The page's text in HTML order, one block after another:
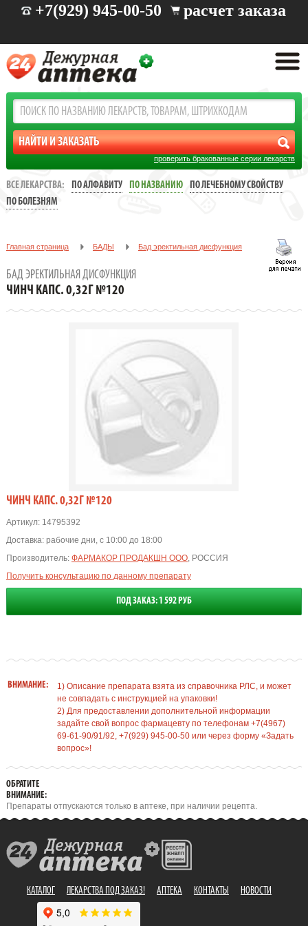
+7(929) 945-00-50 расчет заказа
проверить бракованные серии лекарств
ВСЕ ЛЕКАРСТВА: ПО АЛФАВИТУ ПО НАЗВАНИЮ
ПО ЛЕЧЕБНОМУ СВОЙСТВУ
ПО БОЛЕЗНЯМ
Главная страница БАДЫ Бад эректильная дисфункция
БАД ЭРЕКТИЛЬНАЯ ДИСФУНКЦИЯ
ЧИНЧ КАПС. 0,32Г №120
ЧИНЧ КАПС. 0,32Г №120
Артикул:14795392
Доставка: рабочие дни, с 10:00 до 18:00
Производитель: ФАРМАКОР ПРОДАКШН ООО, РОССИЯ
Получить консультацию по данному препарату
ПОД ЗАКАЗ: 1 592 РУБ
ВНИМАНИЕ:
1) Описание препарата взята из справочника РЛС, и может
не совпадать с инструкцией на упаковки!
2) Для предоставлении дополнительной информации
задайте свой вопрос фармацевту по телефонам +7(4967)
69-61-90/91/92, +7(929) 945-00-50 или через форму «Задать
вопрос»!
ОБРАТИТЕ
ВНИМАНИЕ:
Препараты отпускаются только в аптеке, при наличии рецепта.
КАТАЛОГ ЛЕКАРСТВА ПОД ЗАКАЗ! АПТЕКА КОНТАКТЫ НОВОСТИ